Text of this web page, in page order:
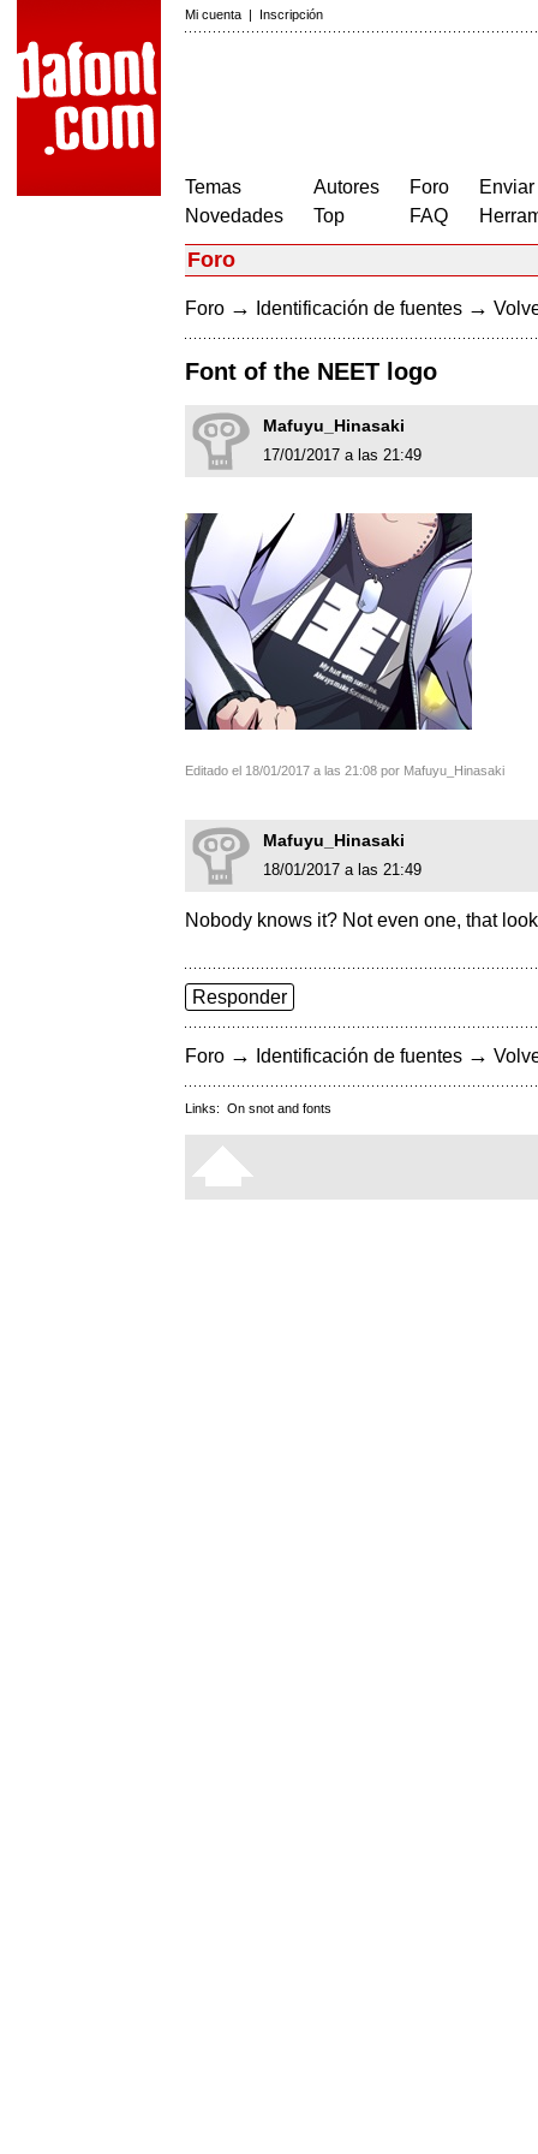
Mi cuenta | Inscripción
Temas
Novedades
Autores
Top
Foro
FAQ
Foro
Foro → Identificación de fuentes →
Font of the NEET logo
Mafuyu_Hinasaki
17/01/2017 a las 21:49
Editado el 18/01/2017 a las 21:08 por Mafuyu_Hinasaki
Mafuyu_Hinasaki
18/01/2017 a las 21:49
Nobody knows it? Not even one, that
Responder
Foro → Identificación de fuentes →
Links: On snot and fonts